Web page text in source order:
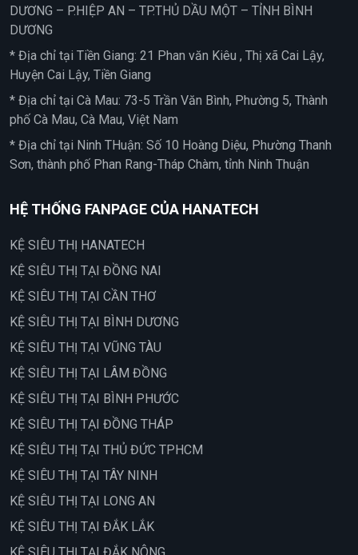
DƯƠNG – P.HIỆP AN – TP.THỦ DẦU MỘT – TỈNH BÌNH
DƯƠNG
* Địa chỉ tại Tiền Giang: 21 Phan văn Kiêu , Thị xã Cai Lậy,
Huyện Cai Lậy, Tiền Giang
* Địa chỉ tại Cà Mau: 73-5 Trần Văn Bình, Phường 5, Thành
phố Cà Mau, Cà Mau, Việt Nam
* Địa chỉ tại Ninh THuận: Số 10 Hoàng Diệu, Phường Thanh
Sơn, thành phố Phan Rang-Tháp Chàm, tỉnh Ninh Thuận
HỆ THỐNG FANPAGE CỦA HANATECH
KỆ SIÊU THỊ HANATECH
KỆ SIÊU THỊ TẠI ĐỒNG NAI
KỆ SIÊU THỊ TẠI CẦN THƠ
KỆ SIÊU THỊ TẠI BÌNH DƯƠNG
KỆ SIÊU THỊ TẠI VŨNG TÀU
KỆ SIÊU THỊ TẠI LÂM ĐỒNG
KỆ SIÊU THỊ TẠI BÌNH PHƯỚC
KỆ SIÊU THỊ TẠI ĐỒNG THÁP
KỆ SIÊU THỊ TẠI THỦ ĐỨC TPHCM
KỆ SIÊU THỊ TẠI TÂY NINH
KỆ SIÊU THỊ TẠI LONG AN
KỆ SIÊU THỊ TẠI ĐẮK LẮK